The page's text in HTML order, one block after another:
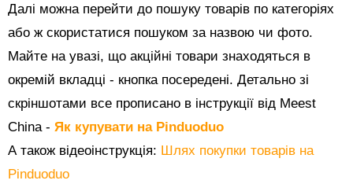
Далі можна перейти до пошуку товарів по категоріях
або ж скористатися пошуком за назвою чи фото.
Майте на увазі, що акційні товари знаходяться в
окремій вкладці - кнопка посередені. Детально зі
скріншотами все прописано в інструкції від Meest
China - Як купувати на Pinduoduo
А також відеоінструкція: Шлях покупки товарів на
Pinduoduo